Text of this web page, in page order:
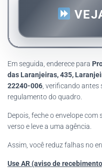
Em seguida, enderece para
das Laranjeiras, 435,
22240-006 , verificando
regulamento do quadro.
Depois, feche o envelope
verso e leve a uma agência.
Assim, você reduz falhas no
Use AR (aviso de